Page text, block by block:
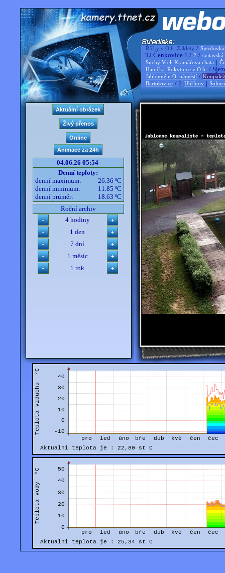
Říčky v O.h. Zakletý / Sjezdovka
TJ Čenkovice 1 / 2 / svitavská
Suchý Vrch Kramářova chata |
Hanička |Rokytnice v O.h. /
Jablonné n O. náměstí /
Bartošovice / 2 |Uhřínov |
04.06.26 05:54
Denní teploty:
denní maximum:
26.36 ºC
denní minimum:
11.85 ºC
denní průměr:
18.63 ºC
Roční archiv
4 hodiny
1 den
7 dní
1 měsíc
1 rok